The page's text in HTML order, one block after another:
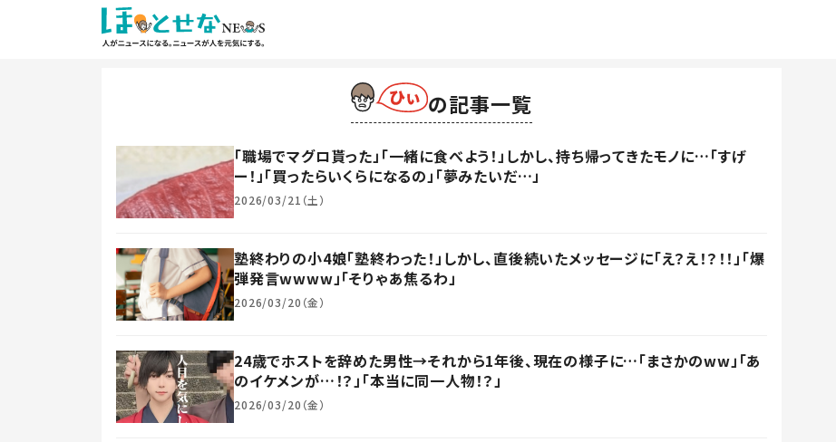
の記事一覧
「職場でマグロ貰った」「一緒に食べよう！」しかし、持ち帰ってきたモノに…「すげ
ー！」「買ったらいくらになるの」「夢みたいだ…」
2026/03/21（土）
塾終わりの小4娘「塾終わった！」しかし、直後続いたメッセージに「え？え！？！！」「爆
弾発言wwww」「そりゃあ焦るわ」
2026/03/20（金）
24歳でホストを辞めた男性→それから1年後、現在の様子に…「まさかのww」「あ
のイケメンが…！？」「本当に同一人物！？」
2026/03/20（金）